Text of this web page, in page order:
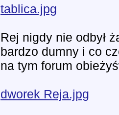
tablica.jpg
Rej nigdy nie odbył
bardzo dumny i co
na tym forum
dworek Reja.jpg